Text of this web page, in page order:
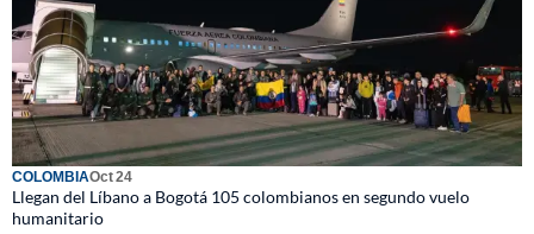
COLOMBIAOct 24
Llegan del Líbano a Bogotá 105 colombianos en segundo vuelo
humanitario